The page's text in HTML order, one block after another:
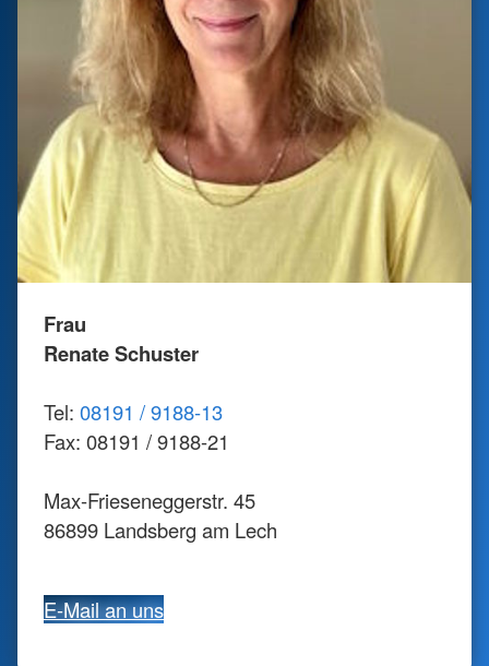
Frau
Renate Schuster
Tel: 08191 / 9188-13
Fax: 08191 / 9188-21
Max-Frieseneggerstr. 45
86899 Landsberg am Lech
E-Mail an uns